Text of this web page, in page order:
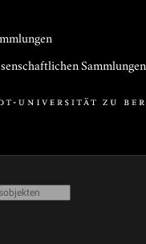
Sammlungen